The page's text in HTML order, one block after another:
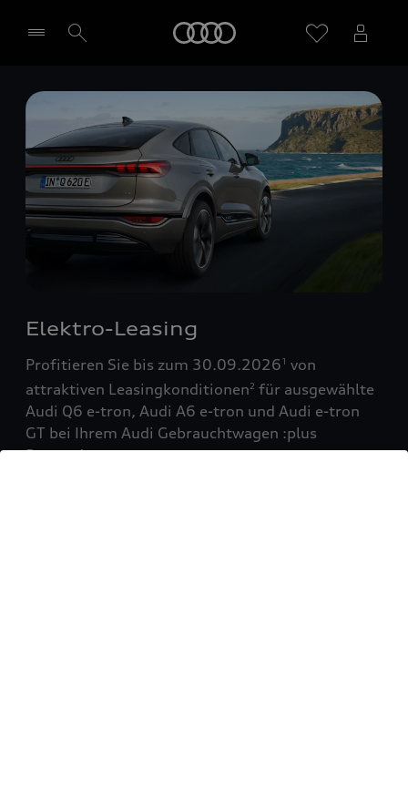
Händler wählen
Elektro-Leasing
Profitieren Sie bis zum 30.09.20261 von
attraktiven Leasingkonditionen2 für ausgewählte
Audi Q6 e-tron, Audi A6 e-tron und Audi e-tron
GT bei Ihrem Audi Gebrauchtwagen :plus
Partner!